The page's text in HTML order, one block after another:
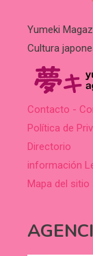
Yumeki
Cultura
Contacto -
Política de
Directorio
información
Mapa del sitio